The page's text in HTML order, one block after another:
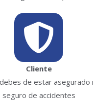
Cliente
de estar asegurado
seguro de accidentes